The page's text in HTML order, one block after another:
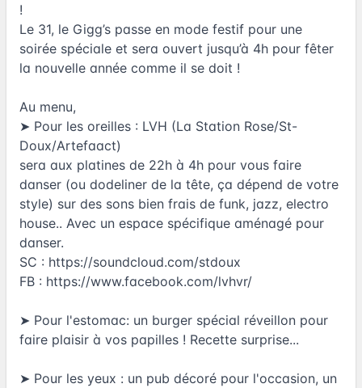
!
Le 31, le Gigg’s passe en mode festif pour une
soirée spéciale et sera ouvert jusqu’à 4h pour fêter
la nouvelle année comme il se doit !
Au menu,
➤ Pour les oreilles : LVH (La Station Rose/St-
Doux/Artefaact)
sera aux platines de 22h à 4h pour vous faire
danser (ou dodeliner de la tête, ça dépend de votre
style) sur des sons bien frais de funk, jazz, electro
house.. Avec un espace spécifique aménagé pour
danser.
SC : https://soundcloud.com/stdoux
FB : https://www.facebook.com/lvhvr/
➤ Pour l'estomac: un burger spécial réveillon pour
faire plaisir à vos papilles ! Recette surprise...
➤ Pour les yeux : un pub décoré pour l'occasion, un